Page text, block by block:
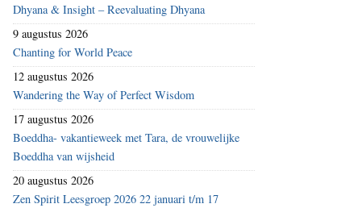
Dhyana & Insight – Reevaluating Dhyana
9 augustus 2026
Chanting for World Peace
12 augustus 2026
Wandering the Way of Perfect Wisdom
17 augustus 2026
Boeddha- vakantieweek met Tara, de vrouwelijke
Boeddha van wijsheid
20 augustus 2026
Zen Spirit Leesgroep 2026 22 januari t/m 17